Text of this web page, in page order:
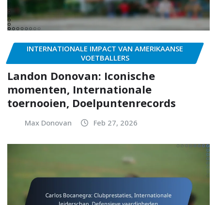
INTERNATIONALE IMPACT VAN AMERIKAANSE
VOETBALLERS
Landon Donovan: Iconische
momenten, Internationale
toernooien, Doelpuntenrecords
Max Donovan Feb 27, 2026